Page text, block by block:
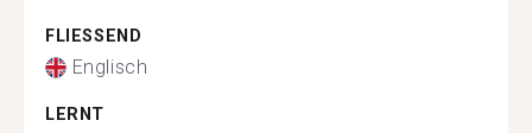
FLIESSEND
Englisch
LERNT